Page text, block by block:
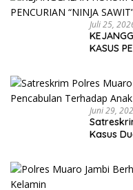
Juli 25,
KASUS
Juni 29,
Kasus